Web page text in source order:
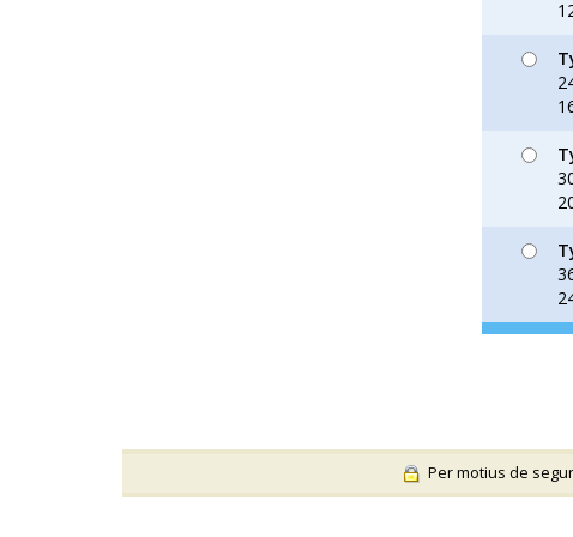
Per motius de